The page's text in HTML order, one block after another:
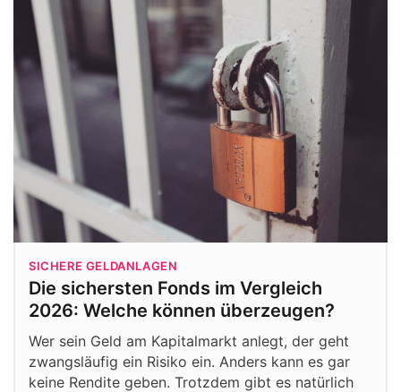
SICHERE GELDANLAGEN
Die sichersten Fonds im Vergleich
2026: Welche können überzeugen?
Wer sein Geld am Kapitalmarkt anlegt, der geht
zwangsläufig ein Risiko ein. Anders kann es gar
keine Rendite geben. Trotzdem gibt es natürlich